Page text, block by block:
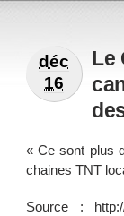
déc
16
Le
« Ce sont plus
chaines TNT
Source : http://